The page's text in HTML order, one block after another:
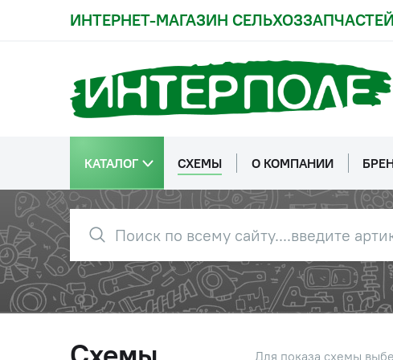
ИНТЕРНЕТ-МАГАЗИН СЕЛЬХОЗЗАПЧАСТЕЙ
КАТАЛОГ СХЕМЫ О КОМПАНИИ
Для показа схемы
(ВК861/1300.3737/
700А.37.00.020)
50А К-700, МТЗ
33
34 700А.37.00.042 Прокладка
35
700.38.00.060
(ММ355/18.382901
0)
Датчик
12-24В К-
36
700.37.00.120